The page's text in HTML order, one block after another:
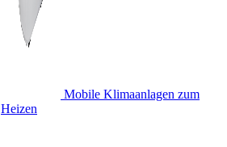
Mobile Klimaanlagen zum
Heizen